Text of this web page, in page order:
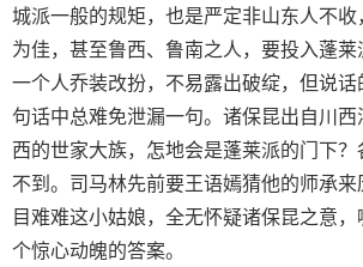
城派一般的规矩，也是严定非山东人不收
为佳，甚至鲁西、鲁南之人，要投入蓬莱
一个人乔装改扮，不易露出破绽，但说
句话中总难免泄漏一句。诸保昆出自川西
西的世家大族，怎地会是蓬莱派的门下
不到。司马林先前要王语嫣猜他的师承
目难难这小姑娘，全无怀疑诸保昆之意
个惊心动魄的答案。